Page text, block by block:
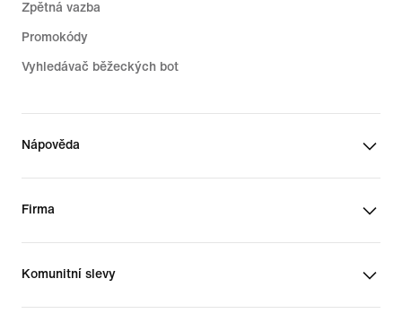
Zpětná vazba
Promokódy
Vyhledávač běžeckých bot
Nápověda
Firma
Komunitní slevy